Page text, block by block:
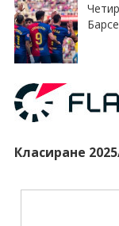
Класиране